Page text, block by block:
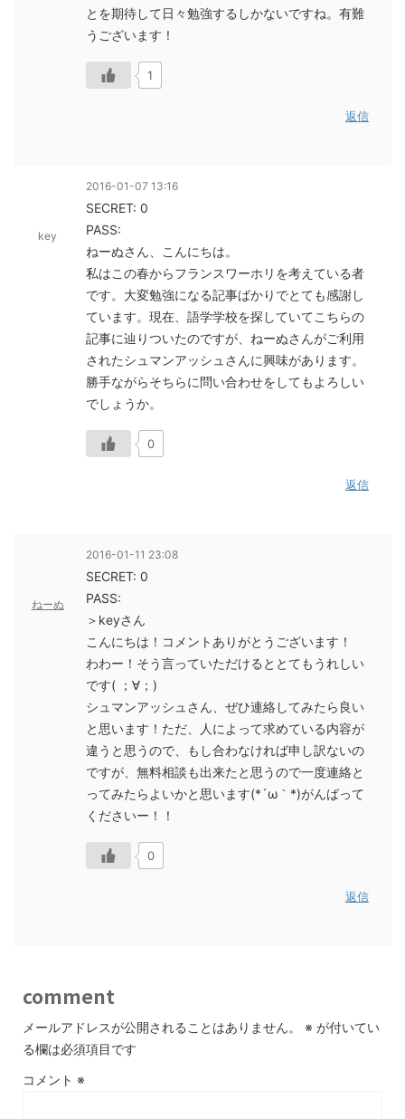
とを期待して日々勉強するしかないですね。有難
うございます！
1
返信
key
2016-01-07 13:16
SECRET: 0
PASS:
ねーぬさん、こんにちは。
私はこの春からフランスワーホリを考えている者
です。大変勉強になる記事ばかりでとても感謝し
ています。現在、語学学校を探していてこちらの
記事に辿りついたのですが、ねーぬさんがご利用
されたシュマンアッシュさんに興味があります。
勝手ながらそちらに問い合わせをしてもよろしい
でしょうか。
0
返信
ねーぬ
2016-01-11 23:08
SECRET: 0
PASS:
＞keyさん
こんにちは！コメントありがとうございます！
わわー！そう言っていただけるととてもうれしい
です( ；∀；)
シュマンアッシュさん、ぜひ連絡してみたら良い
と思います！ただ、人によって求めている内容が
違うと思うので、もし合わなければ申し訳ないの
ですが、無料相談も出来たと思うので一度連絡と
ってみたらよいかと思います(*´ω｀*)がんばって
くださいー！！
0
返信
comment
メールアドレスが公開されることはありません。 ※ が付いてい
る欄は必須項目です
コメント ※